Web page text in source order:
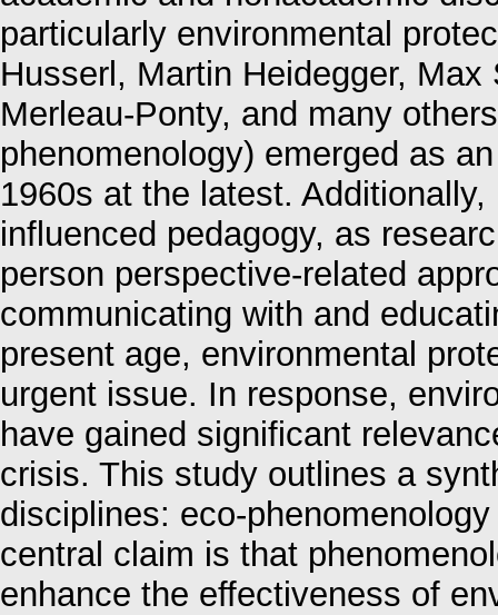
particularly environmental
Husserl, Martin Heidegger,
Merleau-Ponty, and many
phenomenology) emerged as
1960s at the latest.
influenced pedagogy, as
person perspective-related
communicating with and
present age, environmental
urgent issue. In response,
have gained significant
crisis. This study outlines a
disciplines: eco-
central claim is that
enhance the effectiveness of